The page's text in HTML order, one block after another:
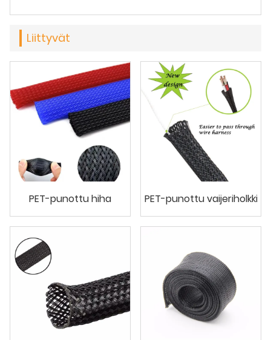
Liittyvät
PET-punottu hiha PET-punottu vaijeriholkki